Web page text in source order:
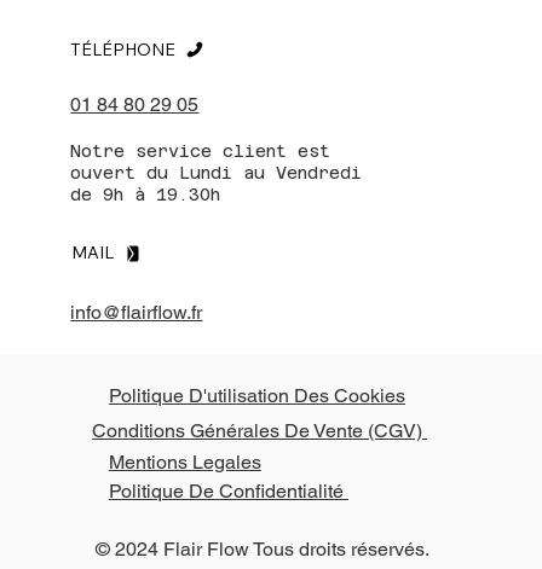
01 84 80 29 05
TÉLÉPHONE
Notre service client est
ouvert du Lundi au Vendredi
de 9h à 19.30h
MAIL
info@flairflow.fr
Politique D'utilisation Des Cookies
Conditions Générales De Vente (CGV)
Mentions Legales
Politique De Confidentialité
© 2024 Flair Flow Tous droits réservés.